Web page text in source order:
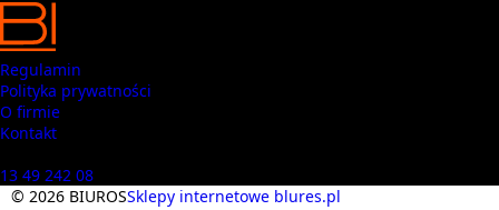
Regulamin
Polityka prywatności
O firmie
Kontakt
13 49 242 08
© 2026 BIUROSSklepy internetowe blures.pl